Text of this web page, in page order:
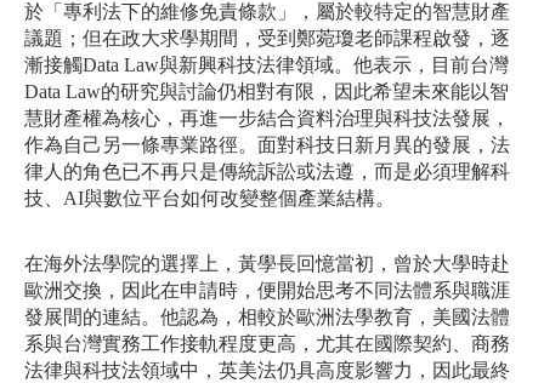
於「專利法下的維修免責條款」，屬於較特定的智慧財產
議題；但在政大求學期間，受到鄭菀瓊老師課程啟發，逐
漸接觸Data Law與新興科技法律領域。他表示，目前台灣
Data Law的研究與討論仍相對有限，因此希望未來能以智
慧財產權為核心，再進一步結合資料治理與科技法發展，
作為自己另一條專業路徑。面對科技日新月異的發展，法
律人的角色已不再只是傳統訴訟或法遵，而是必須理解科
技、AI與數位平台如何改變整個產業結構。
在海外法學院的選擇上，黃學長回憶當初，曾於大學時赴
歐洲交換，因此在申請時，便開始思考不同法體系與職涯
發展間的連結。他認為，相較於歐洲法學教育，美國法體
系與台灣實務工作接軌程度更高，尤其在國際契約、商務
法律與科技法領域中，英美法仍具高度影響力，因此最終